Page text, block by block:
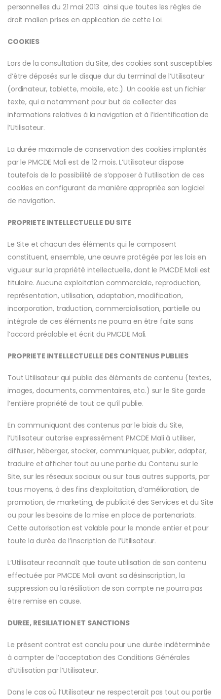
personnelles du 21 mai 2013 ainsi que toutes les règles de
droit malien prises en application de cette Loi.
COOKIES
Lors de la consultation du Site, des cookies sont susceptibles
d’être déposés sur le disque dur du terminal de l’Utilisateur
(ordinateur, tablette, mobile, etc.). Un cookie est un fichier
texte, qui a notamment pour but de collecter des
informations relatives à la navigation et à l’identification de
l’Utilisateur.
La durée maximale de conservation des cookies implantés
par le PMCDE Mali est de 12 mois. L’Utilisateur dispose
toutefois de la possibilité de s’opposer à l’utilisation de ces
cookies en configurant de manière appropriée son logiciel
de navigation.
PROPRIETE INTELLECTUELLE DU SITE
Le Site et chacun des éléments qui le composent
constituent, ensemble, une œuvre protégée par les lois en
vigueur sur la propriété intellectuelle, dont le PMCDE Mali est
titulaire. Aucune exploitation commerciale, reproduction,
représentation, utilisation, adaptation, modification,
incorporation, traduction, commercialisation, partielle ou
intégrale de ces éléments ne pourra en être faite sans
l’accord préalable et écrit du PMCDE Mali.
PROPRIETE INTELLECTUELLE DES CONTENUS PUBLIES
Tout Utilisateur qui publie des éléments de contenu (textes,
images, documents, commentaires, etc.) sur le Site garde
l’entière propriété de tout ce qu’il publie.
En communiquant des contenus par le biais du Site,
l’Utilisateur autorise expressément PMCDE Mali à utiliser,
diffuser, héberger, stocker, communiquer, publier, adapter,
traduire et afficher tout ou une partie du Contenu sur le
Site, sur les réseaux sociaux ou sur tous autres supports, par
tous moyens, à des fins d’exploitation, d’amélioration, de
promotion, de marketing, de publicité des Services et du Site
ou pour les besoins de la mise en place de partenariats.
Cette autorisation est valable pour le monde entier et pour
toute la durée de l’inscription de l’Utilisateur.
L’Utilisateur reconnaît que toute utilisation de son contenu
effectuée par PMCDE Mali avant sa désinscription, la
suppression ou la résiliation de son compte ne pourra pas
être remise en cause.
DUREE, RESILIATION ET SANCTIONS
Le présent contrat est conclu pour une durée indéterminée
à compter de l’acceptation des Conditions Générales
d’Utilisation par l’Utilisateur.
Dans le cas où l’Utilisateur ne respecterait pas tout ou partie